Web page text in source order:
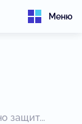
Меню
защит...